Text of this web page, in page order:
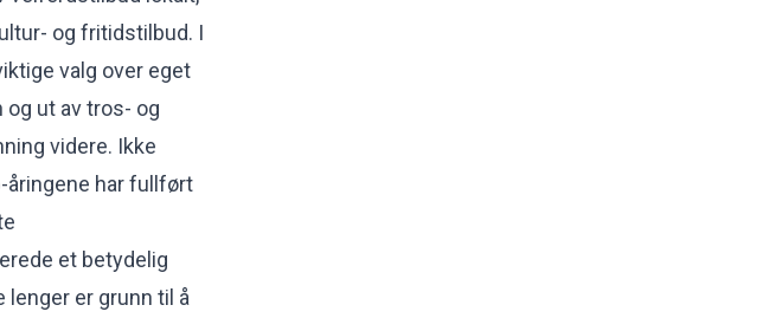
og fritidstilbud. I
valg over eget
og ut av tros- og
videre. Ikke
åringene har fullført
et betydelig
lenger er grunn til å